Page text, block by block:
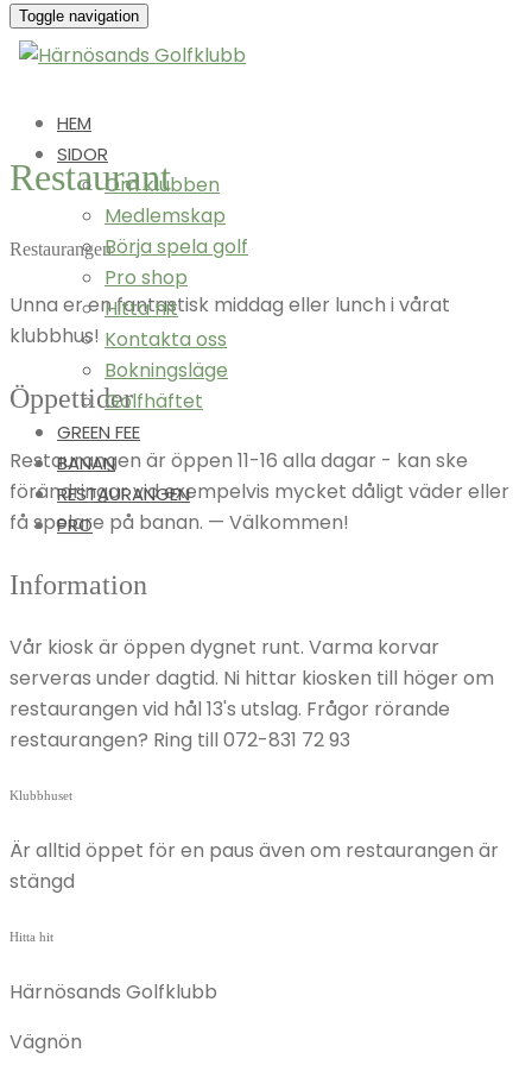
Toggle navigation
HEM
SIDOR
Om klubben
Medlemskap
Börja spela golf
Pro shop
Hitta hit
Kontakta oss
Bokningsläge
Golfhäftet
GREEN FEE
BANAN
RESTAURANGEN
PRO
Restaurant
Restaurangen
Unna er en fantastisk middag eller lunch i vårat
klubbhus!
Öppettider
Restaurangen är öppen 11-16 alla dagar - kan ske
förändringar vid exempelvis mycket dåligt väder eller
få spelare på banan. — Välkommen!
Information
Vår kiosk är öppen dygnet runt. Varma korvar
serveras under dagtid. Ni hittar kiosken till höger om
restaurangen vid hål 13's utslag. Frågor rörande
restaurangen? Ring till 072-831 72 93
Klubbhuset
Är alltid öppet för en paus även om restaurangen är
stängd
Hitta hit
Härnösands Golfklubb
Vägnön